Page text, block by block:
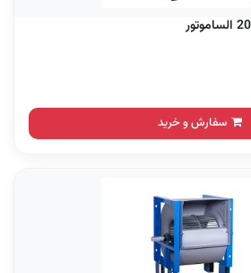
سفارش و خرید